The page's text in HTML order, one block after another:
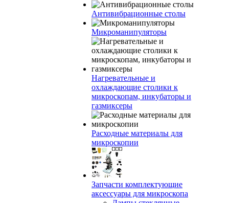
Антивибрационные столы
Микроманипуляторы
Нагревательные и
охлаждающие столики к
микроскопам, инкубаторы и
газмиксеры
Расходные материалы для
микроскопии
Запчасти комплектующие
аксессуары для микроскопа